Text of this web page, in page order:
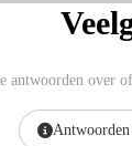
antwoorden over